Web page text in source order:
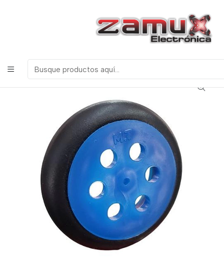
ELECTRONICOS, ROBOTICA & TECNOLOGIA
Productos Robotica
Llantas
Llanta en Goma 63 mm x 18 mm